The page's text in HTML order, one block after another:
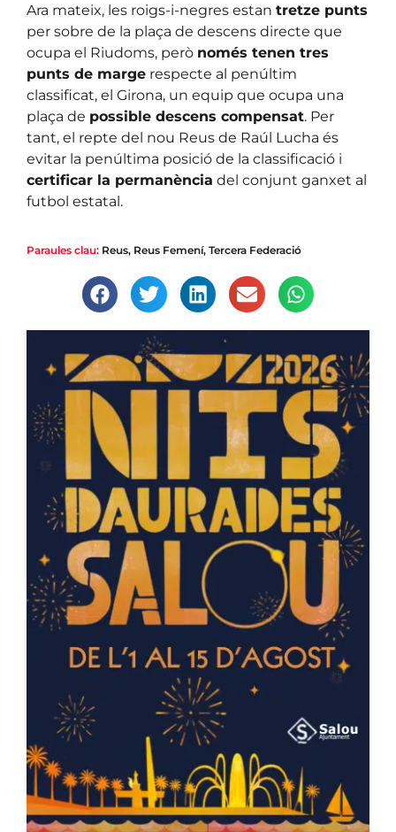
Ara mateix, les roigs-i-negres estan tretze punts
per sobre de la plaça de descens directe que
ocupa el Riudoms, però només tenen tres
punts de marge respecte al penúltim
classificat, el Girona, un equip que ocupa una
plaça de possible descens compensat. Per
tant, el repte del nou Reus de Raúl Lucha és
evitar la penúltima posició de la classificació i
certificar la permanència del conjunt ganxet al
futbol estatal.
Paraules clau: Reus, Reus Femení, Tercera Federació